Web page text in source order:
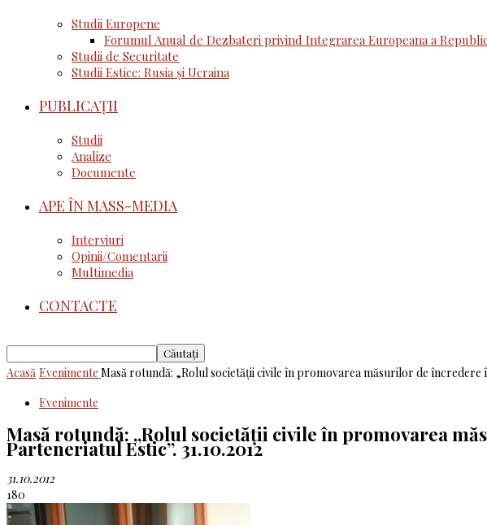
Studii Europene
Forumul Anual de Dezbateri privind Integrarea Europeana a
Studii de Securitate
Studii Estice: Rusia și Ucraina
PUBLICAȚII
Studii
Analize
Documente
APE ÎN MASS-MEDIA
Interviuri
Opinii/Comentarii
Multimedia
CONTACTE
Acasă Evenimente Masă rotundă: „Rolul societății civile în promovarea măsurilor de încredere
Evenimente
Masă rotundă: „Rolul societății civile în promovarea
Parteneriatul Estic”. 31.10.2012
31.10.2012
180